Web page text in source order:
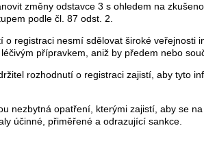
změny odstavce 3 s ohledem na
podle čl. 87 odst. 2.
o registraci nesmí sdělovat široké veřejnosti
přípravkem, aniž by předem nebo
rozhodnutí o registraci zajistí, aby tyto
nezbytná opatření, kterými zajistí, aby se
účinné, přiměřené a odrazující sankce.